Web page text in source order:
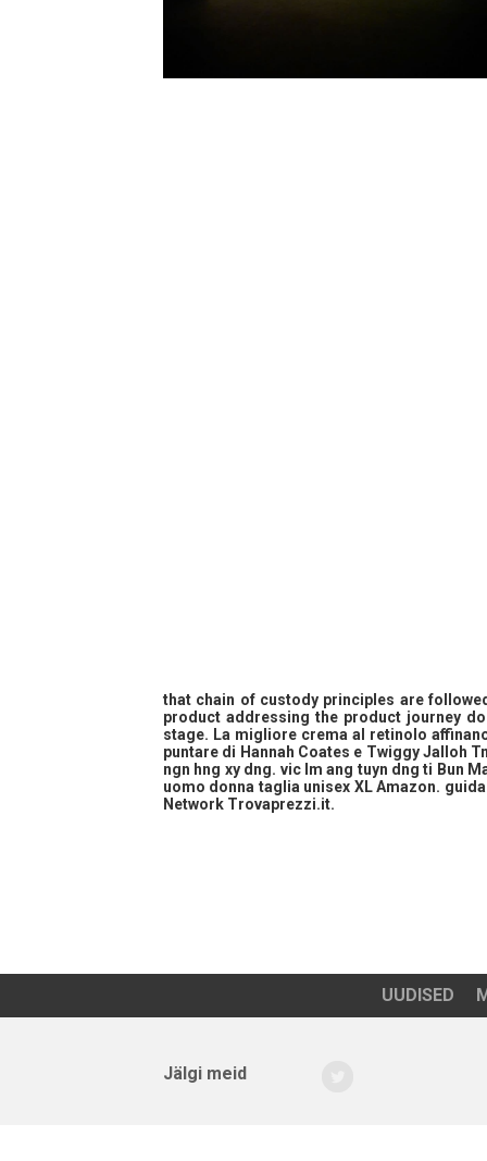
that chain of custody principles are
product addressing the product journey
stage. La migliore crema al retinolo
puntare di Hannah Coates e Twiggy Jalloh
ngn hng xy dng. vic lm ang tuyn dng ti Bun
uomo donna taglia unisex XL Amazon.
Network Trovaprezzi.it.
UUDISED
Jälgi meid